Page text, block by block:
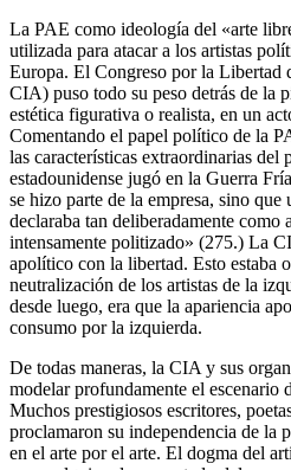
La PAE como ideología del «arte
utilizada para atacar a los artistas
Europa. El Congreso por la Libertad
CIA) puso todo su peso detrás de la
estética figurativa o realista, en un
Comentando el papel político de la
las características extraordinarias del
estadounidense jugó en la Guerra
se hizo parte de la empresa, sino
declaraba tan deliberadamente como
intensamente politizado» (275.) La
apolítico con la libertad. Esto estaba
neutralización de los artistas de la
desde luego, era que la apariencia
consumo por la izquierda.
De todas maneras, la CIA y sus
modelar profundamente el escenario
Muchos prestigiosos escritores,
proclamaron su independencia de la
en el arte por el arte. El dogma del